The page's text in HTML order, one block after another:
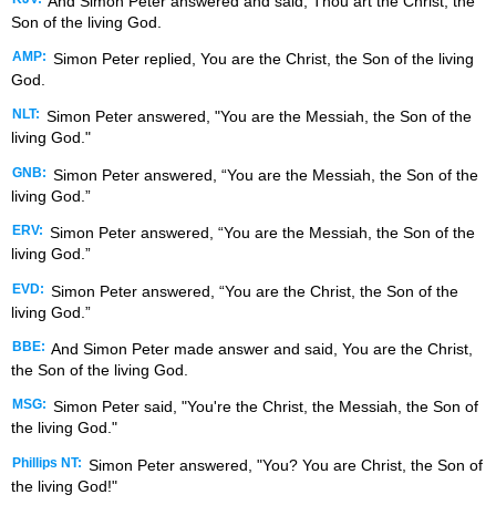
Son of the living God.
AMP: Simon Peter replied, You are the Christ, the Son of the living
God.
NLT: Simon Peter answered, "You are the Messiah, the Son of the
living God."
GNB: Simon Peter answered, “You are the Messiah, the Son of the
living God.”
ERV: Simon Peter answered, “You are the Messiah, the Son of the
living God.”
EVD: Simon Peter answered, “You are the Christ, the Son of the
living God.”
BBE: And Simon Peter made answer and said, You are the Christ,
the Son of the living God.
MSG: Simon Peter said, "You're the Christ, the Messiah, the Son of
the living God."
Phillips NT: Simon Peter answered, "You? You are Christ, the Son of
the living God!"